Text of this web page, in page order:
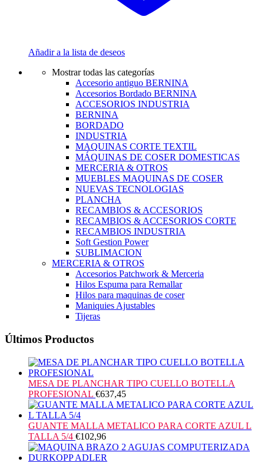
Añadir a la lista de deseos
Mostrar todas las categorías
Accesorio antiguo BERNINA
Accesorios Bordado BERNINA
ACCESORIOS INDUSTRIA
BERNINA
BORDADO
INDUSTRIA
MAQUINAS CORTE TEXTIL
MÁQUINAS DE COSER DOMESTICAS
MERCERIA & OTROS
MUEBLES MAQUINAS DE COSER
NUEVAS TECNOLOGIAS
PLANCHA
RECAMBIOS & ACCESORIOS
RECAMBIOS & ACCESORIOS CORTE
RECAMBIOS INDUSTRIA
Soft Gestion Power
SUBLIMACION
MERCERIA & OTROS
Accesorios Patchwork & Merceria
Hilos Espuma para Remallar
Hilos para maquinas de coser
Maniquies Ajustables
Tijeras
Últimos Productos
MESA DE PLANCHAR TIPO CUELLO BOTELLA
PROFESIONAL €637,45
GUANTE MALLA METALICO PARA CORTE AZUL L
TALLA 5/4 €102,96